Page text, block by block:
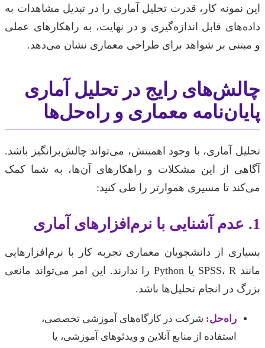
این نمونه کار، قدرت تحلیل آماری را در تبدیل مشاهدات به
داده‌های قابل اندازه‌گیری و در نهایت، به راهکارهای عملی
و مبتنی بر شواهد برای طراحی معماری نشان می‌دهد.
چالش‌های رایج در تحلیل آماری
پایان‌نامه معماری و راه‌حل‌ها
تحلیل آماری، با وجود اهمیتش، می‌تواند چالش‌برانگیز باشد.
آگاهی از این مشکلات و راهکارهای آن‌ها، به شما کمک
می‌کند تا مسیری هموارتر را طی کنید:
1. عدم آشنایی با نرم‌افزارهای آماری
بسیاری از دانشجویان معماری تجربه کار با نرم‌افزارهایی
مانند SPSS، R یا Python را ندارند. این امر می‌تواند مانعی
بزرگ در انجام تحلیل‌ها باشد.
راه‌حل: شرکت در کارگاه‌های آموزشی تخصصی،
استفاده از منابع آنلاین و ویدئوهای آموزشی، یا